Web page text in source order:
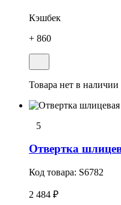
Кэшбек
+ 860
Товара нет в наличии
5
Отвеpтка
Код товара: S6782
2 484 ₽